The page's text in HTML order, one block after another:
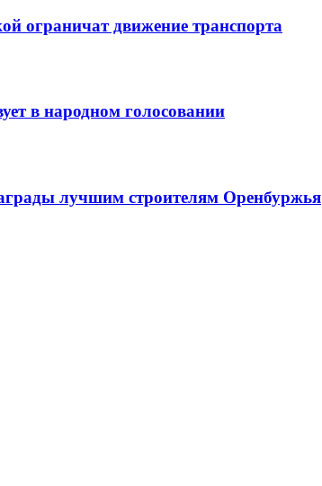
ограничат движение транспорта
в народном голосовании
лучшим строителям Оренбуржья